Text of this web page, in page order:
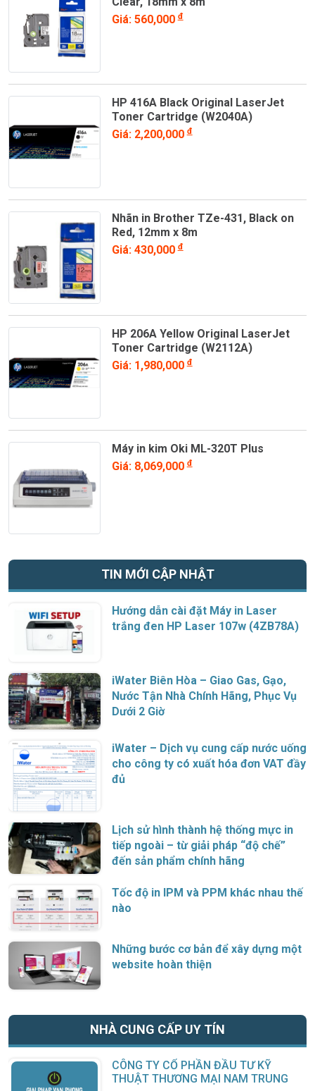
Giá: 560,000đ
HP 416A Black Original LaserJet
Toner Cartridge (W2040A)
Giá: 2,200,000đ
Nhãn in Brother TZe-431, Black on
Red, 12mm x 8m
Giá: 430,000đ
HP 206A Yellow Original LaserJet
Toner Cartridge (W2112A)
Giá: 1,980,000đ
Máy in kim Oki ML-320T Plus
Giá: 8,069,000đ
TIN MỚI CẬP NHẬT
Hướng dẫn cài đặt Máy in Laser
trắng đen HP Laser 107w (4ZB78A)
iWater Biên Hòa – Giao Gas, Gạo,
Nước Tận Nhà Chính Hãng, Phục Vụ
Dưới 2 Giờ
iWater – Dịch vụ cung cấp nước uống
cho công ty có xuất hóa đơn VAT đầy
đủ
Lịch sử hình thành hệ thống mực in
tiếp ngoài – từ giải pháp “độ chế”
đến sản phẩm chính hãng
Tốc độ in IPM và PPM khác nhau thế
nào
Những bước cơ bản để xây dựng một
website hoàn thiện
NHÀ CUNG CẤP UY TÍN
CÔNG TY CỔ PHẦN ĐẦU TƯ KỸ
THUẬT THƯƠNG MẠI NAM TRUNG